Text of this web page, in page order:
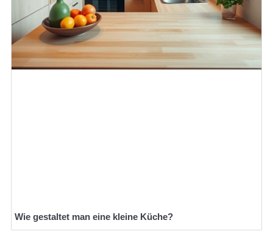
Wie gestaltet man eine kleine Küche?